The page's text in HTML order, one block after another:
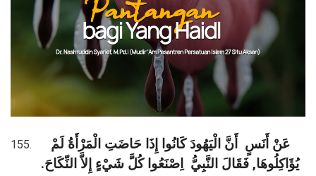
عَنْ أَنَسٍ
أَنَّ الْيَهُودَ كَانُوا إِذَا حَاضَتِ الْمَرْأَةُ لَمْ
يُؤَاكِلُوهَا, فَقَالَ النَّبِيُّ
اِصْنَعُوا كُلَّ شَيْءٍ إِلاَّ النِّكَاحَ.